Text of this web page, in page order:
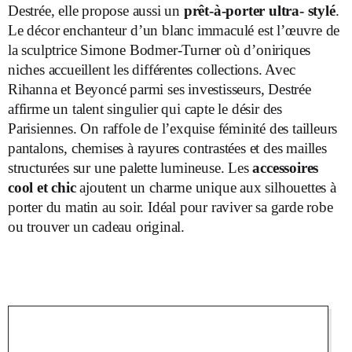
Destrée, elle propose aussi un prêt-à-porter ultra- stylé.
Le décor enchanteur d’un blanc immaculé est l’œuvre de
la sculptrice Simone Bodmer-Turner où d’oniriques
niches accueillent les différentes collections. Avec
Rihanna et Beyoncé parmi ses investisseurs, Destrée
affirme un talent singulier qui capte le désir des
Parisiennes. On raffole de l’exquise féminité des tailleurs
pantalons, chemises à rayures contrastées et des mailles
structurées sur une palette lumineuse. Lesaccessoires
cool et chicajoutent un charme unique aux silhouettes à
porter du matin au soir. Idéal pour raviver sa garde robe
ou trouver un cadeau original.